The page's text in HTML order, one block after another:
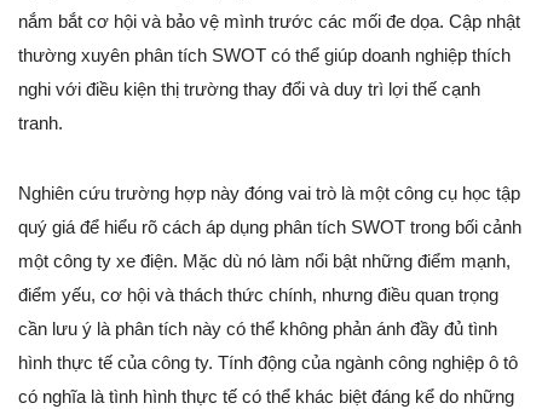
nắm bắt cơ hội và bảo vệ mình trước các mối đe dọa. Cập nhật
thường xuyên phân tích SWOT có thể giúp doanh nghiệp thích
nghi với điều kiện thị trường thay đổi và duy trì lợi thế cạnh
tranh.
Nghiên cứu trường hợp này đóng vai trò là một công cụ học tập
quý giá để hiểu rõ cách áp dụng phân tích SWOT trong bối cảnh
một công ty xe điện. Mặc dù nó làm nổi bật những điểm mạnh,
điểm yếu, cơ hội và thách thức chính, nhưng điều quan trọng
cần lưu ý là phân tích này có thể không phản ánh đầy đủ tình
hình thực tế của công ty. Tính động của ngành công nghiệp ô tô
có nghĩa là tình hình thực tế có thể khác biệt đáng kể do những